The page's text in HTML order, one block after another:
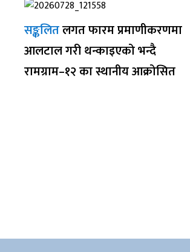
सङ्कलितलगत फारम प्रमाणीकरणमा
आलटाल गरी थन्काइएको भन्दै
रामग्राम–१२ का स्थानीय आक्रोसित